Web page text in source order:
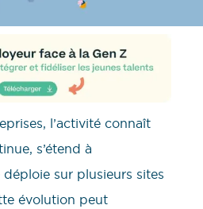
l’activité connaît
s’étend à
déploie sur plusieurs sites
évolution peut